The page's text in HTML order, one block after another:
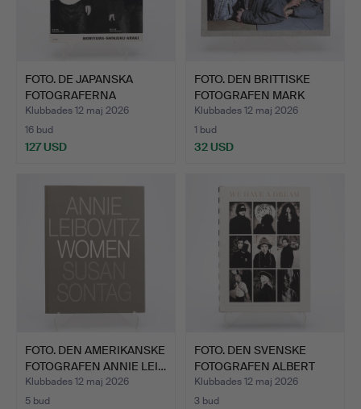
FOTO. DE JAPANSKA
FOTOGRAFERNA
NOBUYOSHI A…
Klubbades 12 maj 2026
16 bud
127 USD
FOTO. DEN BRITTISKE
FOTOGRAFEN MARK
NEVILL…
Klubbades 12 maj 2026
1 bud
32 USD
FOTO. DEN AMERIKANSKE
FOTOGRAFEN ANNIE LEI…
Klubbades 12 maj 2026
5 bud
FOTO. DEN SVENSKE
FOTOGRAFEN ALBERT
WIKING…
Klubbades 12 maj 2026
3 bud